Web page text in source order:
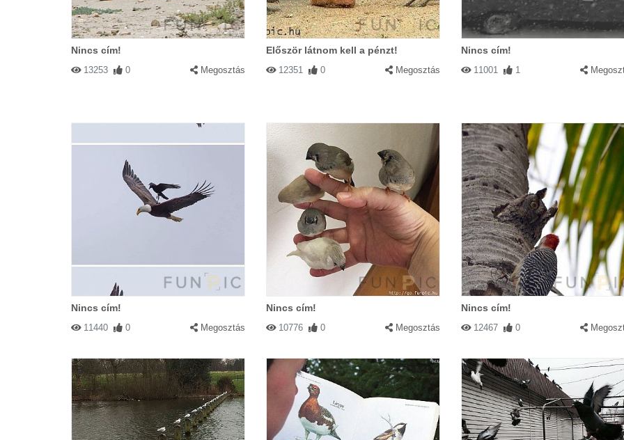
Nincs cím!
13253 0 Megosztás
Először látnom kell a pénzt!
12351 0 Megosztás
Nincs cím!
11001 1
Nincs cím!
11440 0 Megosztás
Nincs cím!
10776 0 Megosztás
Nincs cím!
12467 0